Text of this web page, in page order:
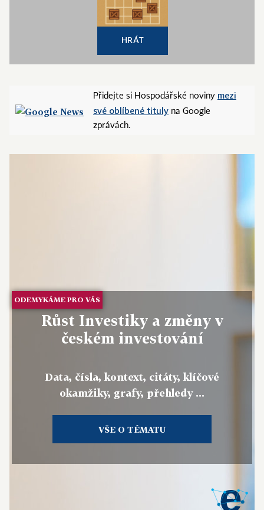
HRÁT
Přidejte si Hospodářské noviny mezi
své oblíbené tituly na Google
zprávách.
ODEMYKÁME PRO VÁS
Růst Investiky a změny v
českém investování
Data, čísla, kontext, citáty, klíčové
okamžiky, grafy, přehledy ...
VŠE O TÉMATU